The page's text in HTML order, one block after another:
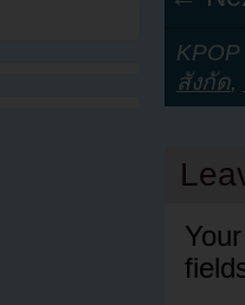
สังกัด,